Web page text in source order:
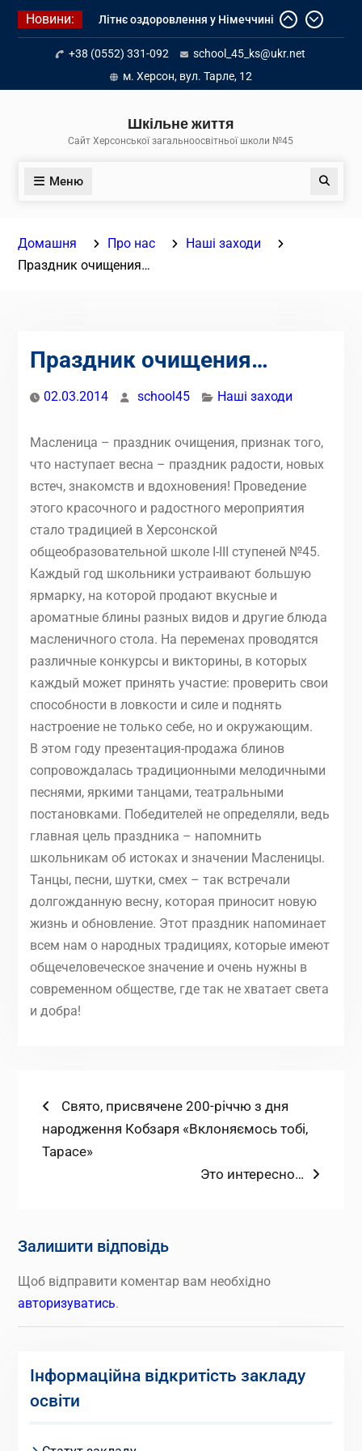
Перейти
Новини:
Літнє оздоровлення у Німеччині
Діалог з бізнесом
Інформація про вступ молоді з
тимчасово окупованих територій
до українських закладів освіти
+38 (0552) 331-092
school_45_ks@ukr.net
м. Херсон, вул. Тарле, 12
Шкільне життя
Сайт Херсонської загальноосвітньої школи №45
Меню Пошук
Домашня Про нас
Наші заходи
Праздник очищения…
Праздник очищения…
02.03.2014 school45 Наші заходи
Масленица – праздник очищения, признак того,
что наступает весна – праздник радости, новых
встеч, знакомств и вдохновения! Проведение
этого красочного и радостного мероприятия
стало традицией в Херсонской
общеобразовательной школе І-ІІІ ступеней №45.
Каждый год школьники устраивают большую
ярмарку, на которой продают вкусные и
ароматные блины разных видов и другие блюда
масленичного стола. На переменах проводятся
различные конкурсы и викторины, в которых
каждый может принять участие: проверить свои
способности в ловкости и силе и поднять
настроение не только себе, но и окружающим.
В этом году презентация-продажа блинов
сопровождалась традиционными мелодичными
песнями, яркими танцами, театральными
постановками. Победителей не определяли, ведь
главная цель праздника – напомнить
школьникам об истоках и значении Масленицы.
Танцы, песни, шутки, смех – так встречали
долгожданную весну, которая приносит новую
жизнь и обновление. Этот праздник напоминает
всем нам о народных традициях, которые имеют
общечеловеческое значение и очень нужны в
современном обществе, где так не хватает света
и добра!
Навігація
записів
Попередній
запис:
Cвято, присвячене 200-річчю з дня
народження Кобзаря «Вклоняємось тобі,
Тарасе»
Наступний
Это интересно…
Залишити відповідь
Щоб відправити коментар вам необхідно
авторизуватись.
Інформаційна відкритість закладу
освіти